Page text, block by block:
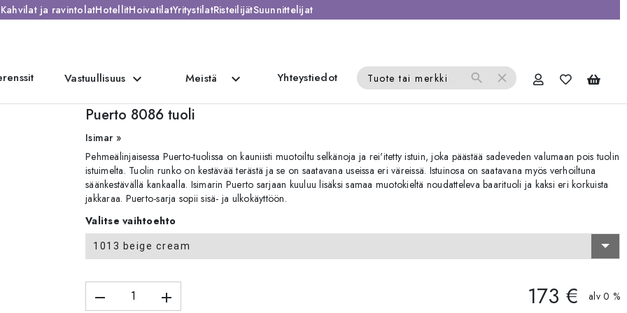
Kahvilat ja ravintolatHotellitHoivatilatYritystilatRisteilijätSuunnittelijat
Vastuullisuus expand_more Meistä expand_more Yhteystiedot Tuote tai merkki search close
Puerto 8086 tuoli
Isimar »
Pehmeälinjaisessa Puerto-tuolissa on kauniisti muotoiltu selkänoja ja rei'itetty istuin, joka päästää sadeveden valumaan pois tuolin
istuimelta. Tuolin runko on kestävää terästä ja se on saatavana useissa eri väreissä. Istuinosa on saatavana myös verhoiltuna
säänkestävällä kankaalla. Isimarin Puerto sarjaan kuuluu lisäksi samaa muotokieltä noudatteleva baarituoli ja kaksi eri korkuista
jakkaraa. Puerto-sarja sopii sisä- ja ulkokäyttöön.
Valitse vaihtoehto
1013 beige cream
remove add 173 € alv 0 %